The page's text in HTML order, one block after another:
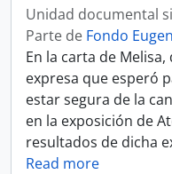
Unidad documental
Parte de Fondo
En la carta de
expresa que esperó
estar segura de la
en la exposición de
resultados de dicha
Read more